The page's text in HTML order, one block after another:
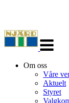
navigasjon
Om oss
Våre
Aktuelt
Styret